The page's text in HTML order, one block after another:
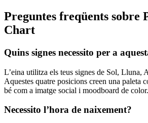
Preguntes freqüents sobre
Chart
Quins signes necessito per a
L’eina utilitza els teus signes de Sol, Lluna,
Aquestes quatre posicions creen una paleta
bé com a imatge social i moodboard de color.
Necessito l’hora de naixement?